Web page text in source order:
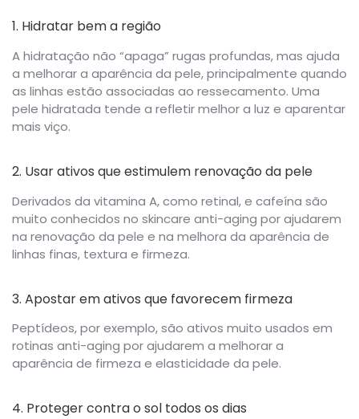
1. Hidratar bem a região
A hidratação não “apaga” rugas profundas, mas ajuda
a melhorar a aparência da pele, principalmente quando
as linhas estão associadas ao ressecamento. Uma
pele hidratada tende a refletir melhor a luz e aparentar
mais viço.
2. Usar ativos que estimulem renovação da pele
Derivados da vitamina A, como retinal, e cafeína são
muito conhecidos no skincare anti-aging por ajudarem
na renovação da pele e na melhora da aparência de
linhas finas, textura e firmeza.
3. Apostar em ativos que favorecem firmeza
Peptídeos, por exemplo, são ativos muito usados em
rotinas anti-aging por ajudarem a melhorar a
aparência de firmeza e elasticidade da pele.
4. Proteger contra o sol todos os dias